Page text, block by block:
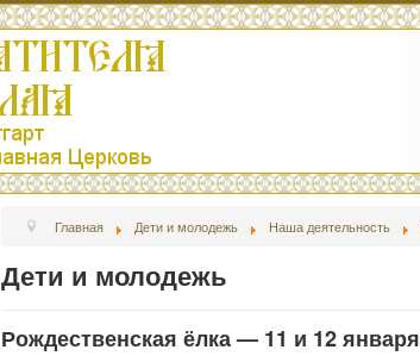
Главная Дети и молодежь Наша деятельность
Дети и молодежь
Рождественская ёлка — 11 и 12 января